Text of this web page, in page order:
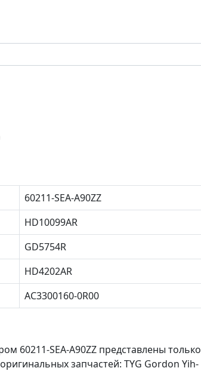
60211-SEA-A90ZZ
HD10099AR
GD5754R
HD4202AR
AC3300160-0R00
60211-SEA-A90ZZ представлены только
запчастей: TYG Gordon Yih-